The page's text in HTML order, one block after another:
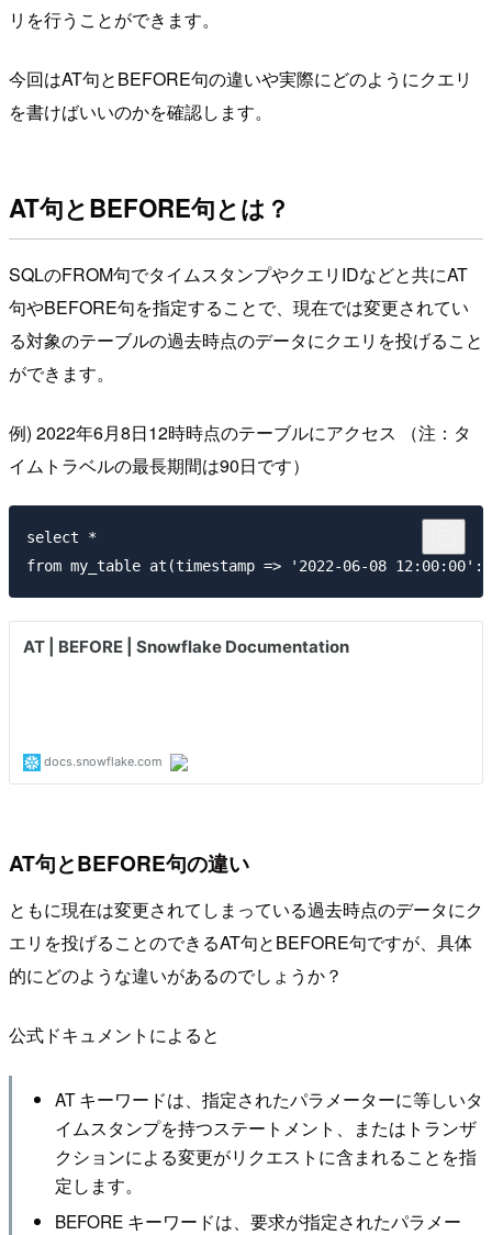
リを行うことができます。
今回はAT句とBEFORE句の違いや実際にどのようにクエリ
を書けばいいのかを確認します。
AT句とBEFORE句とは？
SQLのFROM句でタイムスタンプやクエリIDなどと共にAT
句やBEFORE句を指定することで、現在では変更されてい
る対象のテーブルの過去時点のデータにクエリを投げること
ができます。
例) 2022年6月8日12時時点のテーブルにアクセス （注：タ
イムトラベルの最長期間は90日です）
select *
AT句とBEFORE句の違い
ともに現在は変更されてしまっている過去時点のデータにク
エリを投げることのできるAT句とBEFORE句ですが、具体
的にどのような違いがあるのでしょうか？
公式ドキュメントによると
AT キーワードは、指定されたパラメーターに等しいタ
イムスタンプを持つステートメント、またはトランザ
クションによる変更がリクエストに含まれることを指
定します。
BEFORE キーワードは、要求が指定されたパラメー